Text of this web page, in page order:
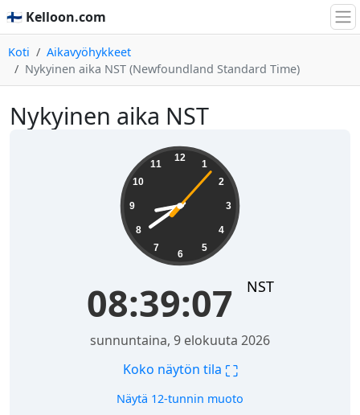
🇫🇮 Kelloon.com
Koti
Aikavyöhykkeet
Nykyinen aika NST (Newfoundland Standard Time)
Nykyinen aika NST
12
1
2
3
4
5
6
7
8
9
10
11
08:39:07 NST
sunnuntaina, 9 elokuuta 2026
Koko näytön tila ⛶
Näytä 12-tunnin muoto